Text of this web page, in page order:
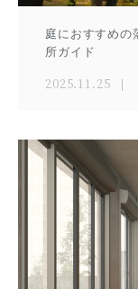
庭におすすめの
所ガイド
2025.11.25